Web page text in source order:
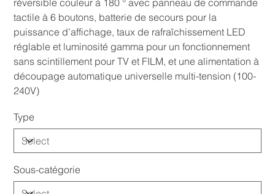
tactile à 6 boutons, batterie de secours pour la
puissance d’affichage, taux de rafraîchissement LED
réglable et luminosité gamma pour un fonctionnement
sans scintillement pour TV et FILM, et une alimentation à
découpage automatique universelle multi-tension (100-
240V)
Type
Sous-catégorie